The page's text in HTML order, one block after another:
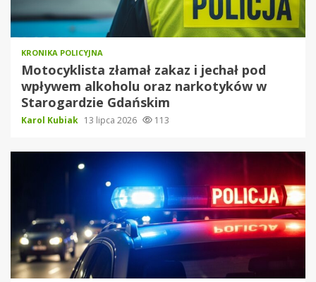
KRONIKA POLICYJNA
Motocyklista złamał zakaz i jechał pod
wpływem alkoholu oraz narkotyków w
Starogardzie Gdańskim
Karol Kubiak 13 lipca 2026 113